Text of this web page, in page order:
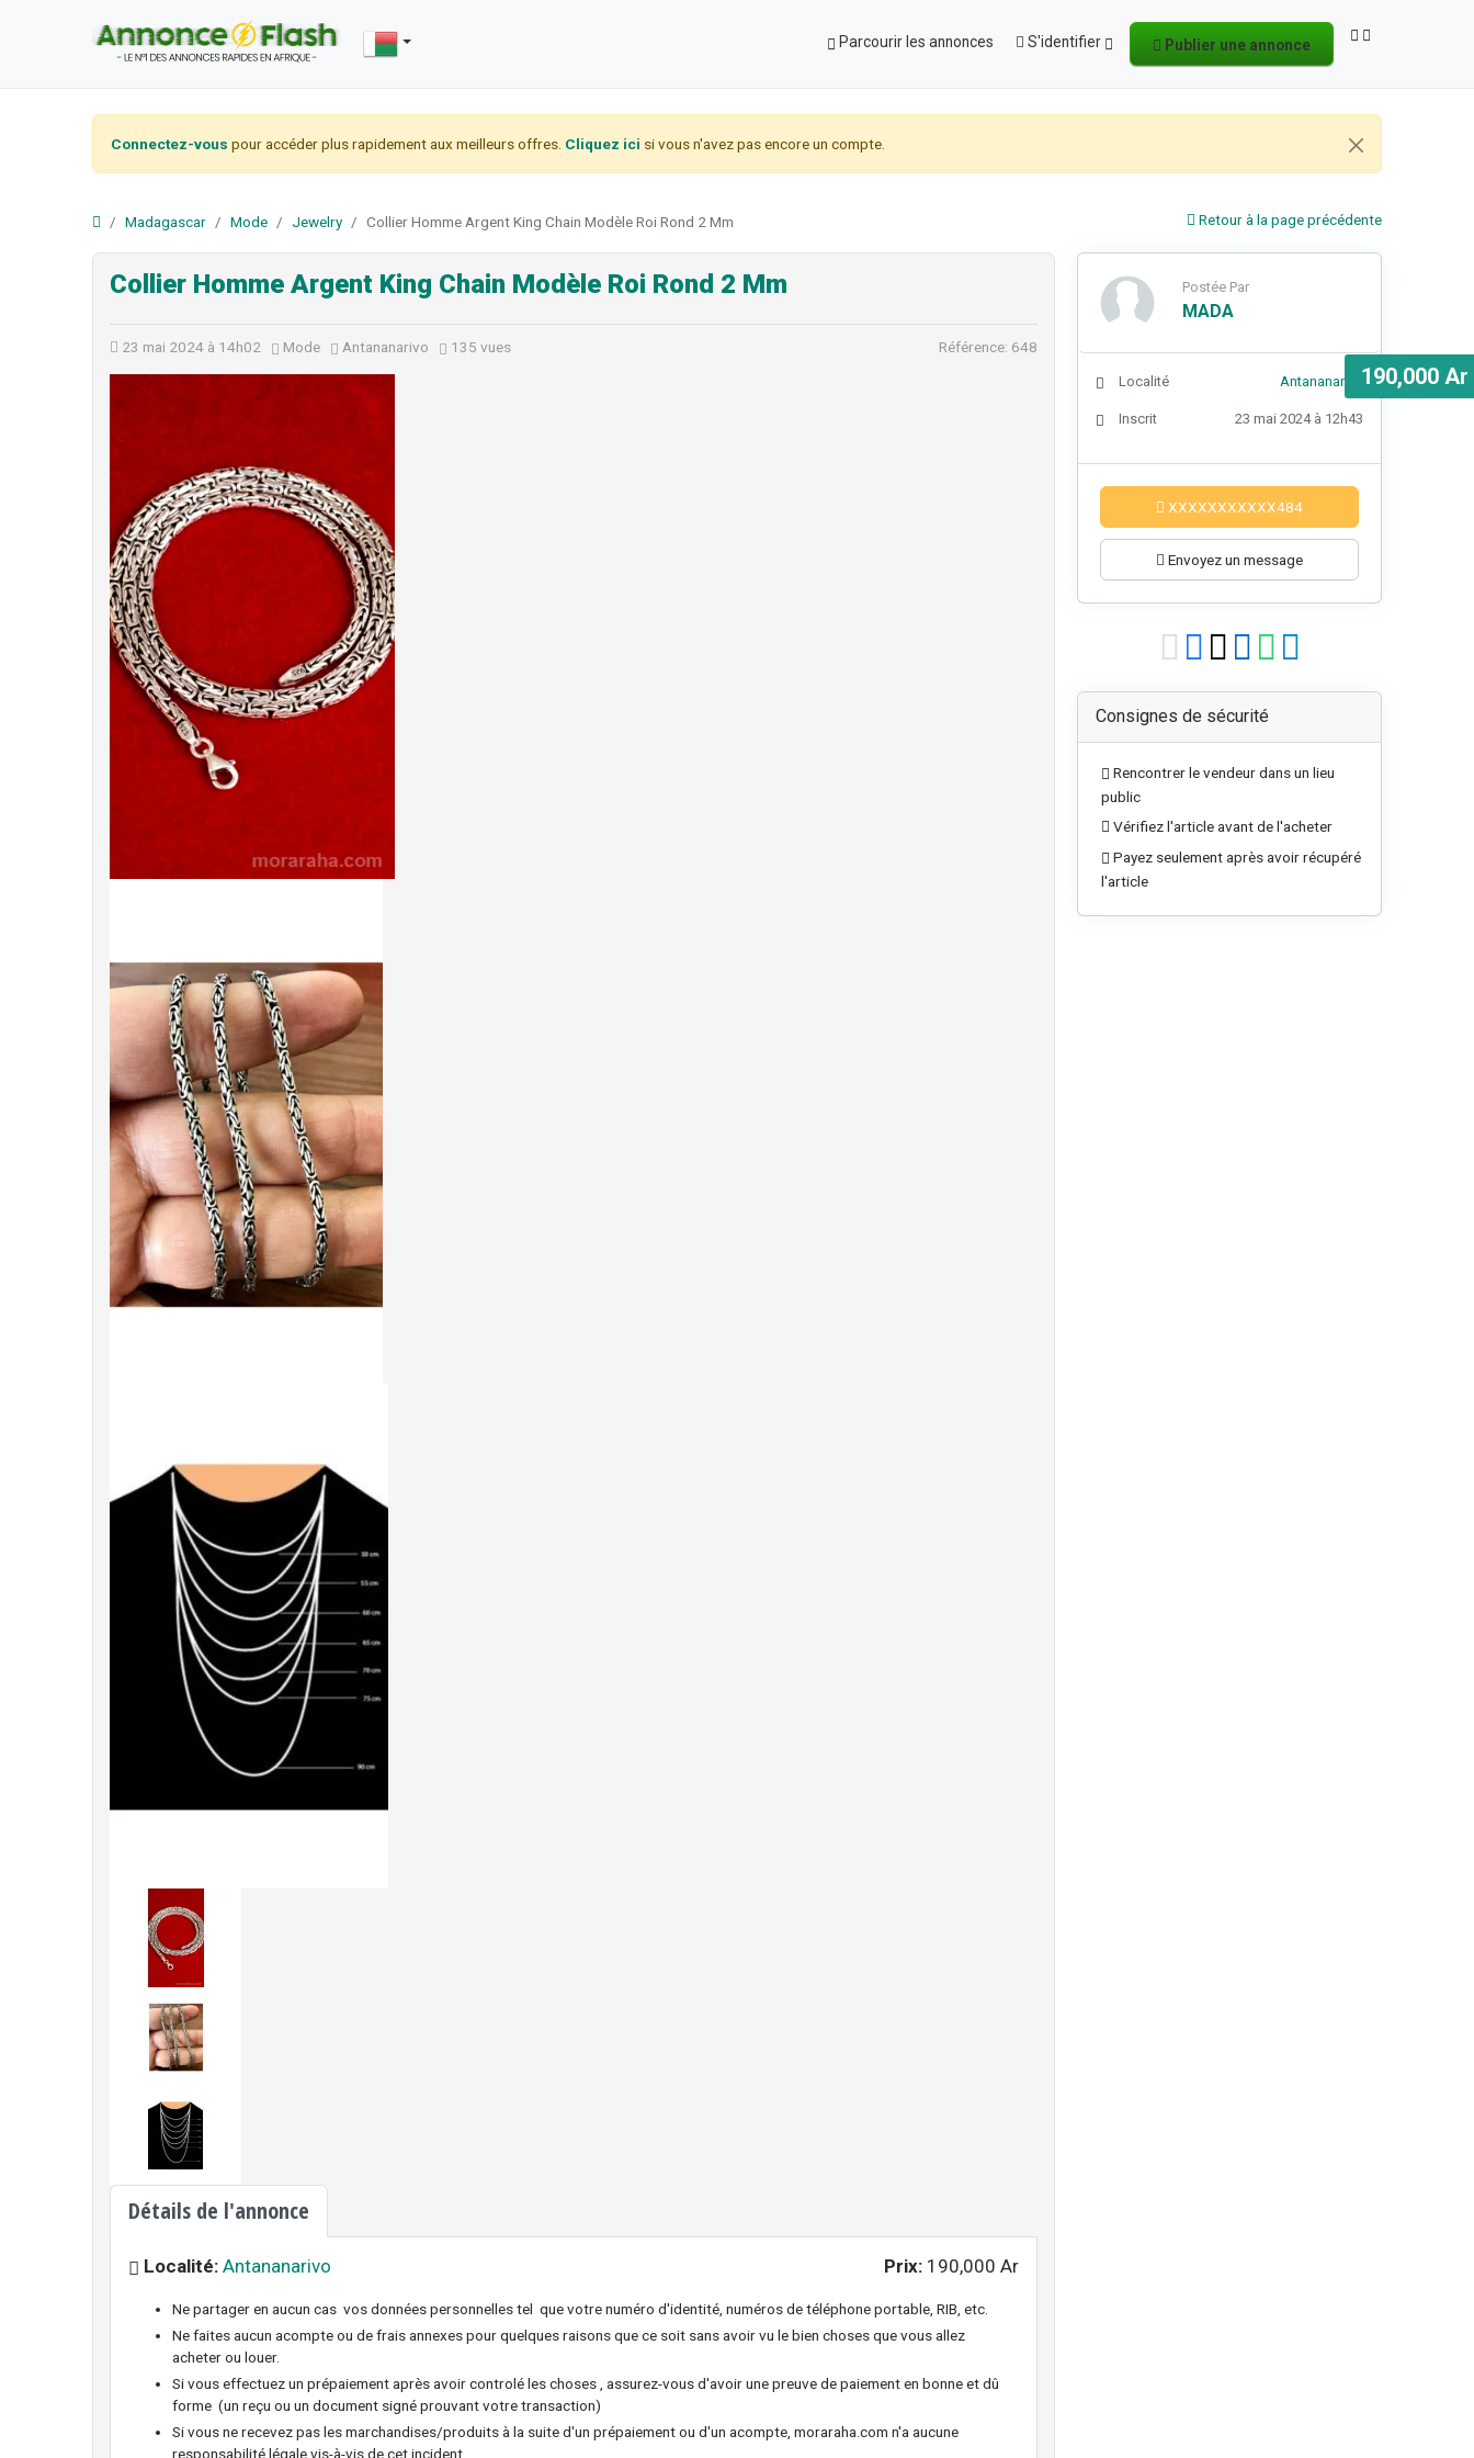
Parcourir les annonces S'identifier Publier une annonce
Connectez-vous pour accéder plus rapidement aux meilleurs offres. Cliquez ici si vous n'avez pas encore un compte.
Madagascar Mode Jewelry Collier Homme Argent King Chain Modèle Roi Rond 2 Mm Retour à la page précédente
Collier Homme Argent King Chain Modèle Roi Rond 2 Mm
23 mai 2024 à 14h02 Mode Antananarivo 135 vues Référence: 648
190,000 Ar
Détails de l'annonce
Localité: Antananarivo Prix: 190,000 Ar
Ne partager en aucun cas vos données personnelles tel que votre numéro d'identité, numéros de téléphone portable, RIB, etc.
Ne faites aucun acompte ou de frais annexes pour quelques raisons que ce soit sans avoir vu le bien choses que vous allez
acheter ou louer.
Si vous effectuez un prépaiement après avoir controlé les choses , assurez-vous d'avoir une preuve de paiement en bonne et dû
forme (un reçu ou un document signé prouvant votre transaction)
Si vous ne recevez pas les marchandises/produits à la suite d'un prépaiement ou d'un acompte, moraraha.com n'a aucune
responsabilité légale vis-à-vis de cet incident.
Postée Par
MADA
Localité Antananarivo
Inscrit 23 mai 2024 à 12h43
XXXXXXXXXXX484
Envoyez un message
Consignes de sécurité
Rencontrer le vendeur dans un lieu
public
Vérifiez l'article avant de l'acheter
Payez seulement après avoir récupéré
l'article